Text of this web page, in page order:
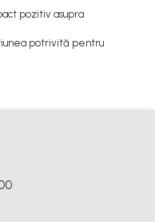
pozitiv asupra
potrivită pentru